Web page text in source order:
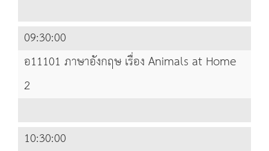
09:30:00
อ11101 ภาษาอังกฤษ เรื่อง Animals at Home
2
10:30:00